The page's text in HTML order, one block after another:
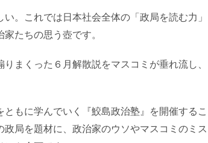
。これでは日本社会全体の「政局を読む力」
たちの思う壺です。
まくった６月解散説をマスコミが垂れ流し、
もに学んでいく『鮫島政治塾』を開催するこ
局を題材に、政治家のウソやマスコミのミス